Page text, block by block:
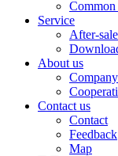
Service
After-
About us
Contact us
Contact
Feedback
Map